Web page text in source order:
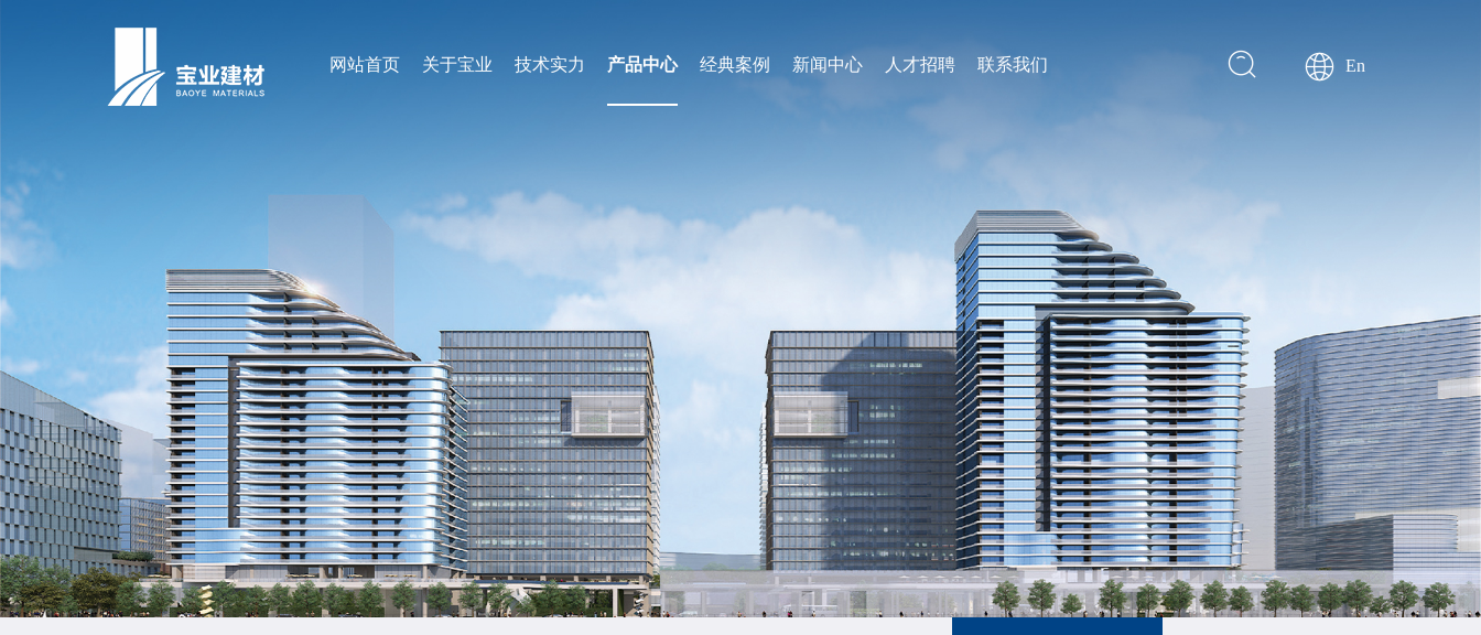
网站首页 关于宝业 技术实力 产品中心 经典案例 新闻中心 人才招聘 联系我们 En